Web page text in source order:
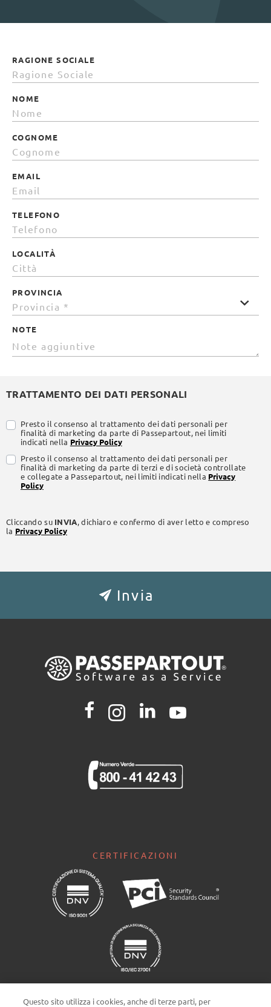
RAGIONE SOCIALE
NOME
COGNOME
EMAIL
TELEFONO
LOCALITÀ
PROVINCIA
NOTE
TRATTAMENTO DEI DATI PERSONALI
Presto il consenso al trattamento dei dati personali per
finalità di marketing da parte di Passepartout, nei limiti
indicati nella Privacy Policy
Presto il consenso al trattamento dei dati personali per
finalità di marketing da parte di terzi e di società controllate
e collegate a Passepartout, nei limiti indicati nella Privacy
Policy
Cliccando su INVIA, dichiaro e confermo di aver letto e compreso
la Privacy Policy
CERTIFICAZIONI
Questo sito utilizza i cookies, anche di terze parti, per